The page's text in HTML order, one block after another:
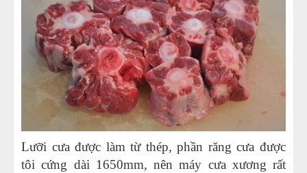
Lưỡi cưa được làm từ thép, phần răng cưa được
tôi cứng dài 1650mm, nên máy cưa xương rất